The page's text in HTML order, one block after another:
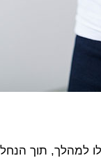
למהלך, תוך